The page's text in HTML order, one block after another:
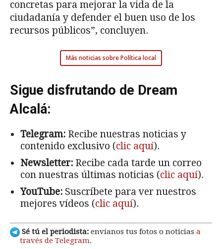
concretas para mejorar la vida de la
ciudadanía y defender el buen uso de los
recursos públicos”, concluyen.
Más noticias sobre Política local
Sigue disfrutando de Dream
Alcalá:
Telegram: Recibe nuestras noticias y
contenido exclusivo (clic aquí).
Newsletter: Recibe cada tarde un correo
con nuestras últimas noticias (clic aquí).
YouTube: Suscríbete para ver nuestros
mejores vídeos (clic aquí).
Sé tú el periodista: envíanos tus fotos o noticias a
través de Telegram.